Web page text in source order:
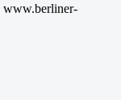
www.berliner-